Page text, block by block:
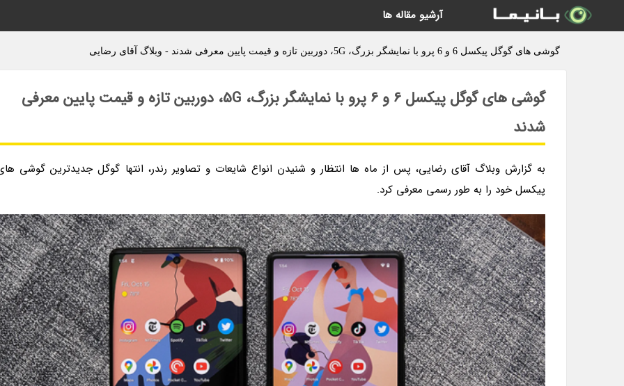
گوشی های گوگل پیکسل 6 و 6 پرو با نمایشگر بزرگ، 5G، دوربین تازه و قیمت پایین معرفی شدند - وبلاگ آقای رضایی
گوشی های گوگل پیکسل 6 و 6 پرو با نمایشگر بزرگ، 5G، دوربین تازه و قیمت پایین معرفی
شدند
به گزارش وبلاگ آقای رضایی، پس از ماه ها انتظار و شنیدن انواع شایعات و تصاویر رندر، انتها گوگل جدیدترین گوشی
پیکسل خود را به طور رسمی معرفی کرد.
آرشیو مقاله ها